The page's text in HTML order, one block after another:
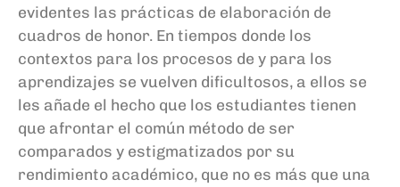
evidentes las prácticas de elaboración de
cuadros de honor. En tiempos donde los
contextos para los procesos de y para los
aprendizajes se vuelven dificultosos, a ellos se
les añade el hecho que los estudiantes tienen
que afrontar el común método de ser
comparados y estigmatizados por su
rendimiento académico, que no es más que una